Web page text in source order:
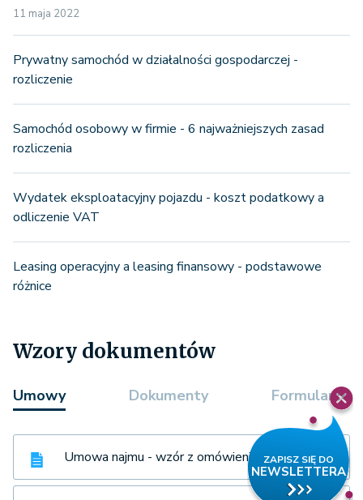
11 maja 2022
Prywatny samochód w działalności gospodarczej -
rozliczenie
Samochód osobowy w firmie - 6 najważniejszych zasad
rozliczenia
Wydatek eksploatacyjny pojazdu - koszt podatkowy a
odliczenie VAT
Leasing operacyjny a leasing finansowy - podstawowe
różnice
Wzory dokumentów
Umowy Dokumenty Formularze
Umowa najmu - wzór z omówieniem